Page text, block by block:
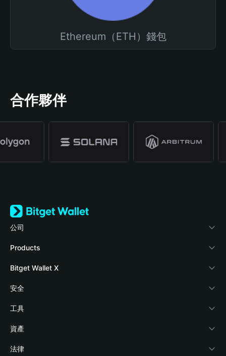
Ethereum（ETH）錢包
合作夥伴
公司
關於 Bitget Wallet
部落格
學院
加密資訊
幫助中心
‌聯繫我們
Products
Crypto Card
Stablecoin Earn
Payfi Crypto
Crypto Swap API
Altcoin Season Index
Bitget Wallet X
開發者文件
連接錢包
Bitget Wallet Pay
合作上架
安全
風險保障基金
安全防護技術
工具
快捷買幣
授權檢測
資產
Arbitrum
法律